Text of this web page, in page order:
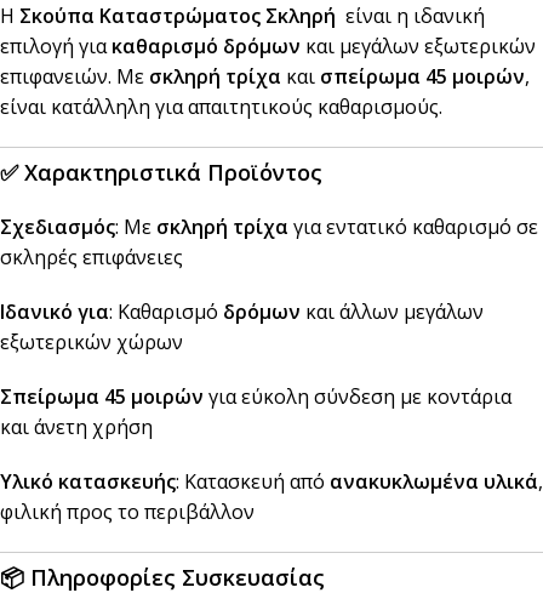
Η Σκούπα Καταστρώματος Σκληρή είναι η ιδανική
επιλογή γιακαθαρισμό δρόμων και μεγάλων εξωτερικών
επιφανειών. Με σκληρή τρίχα και σπείρωμα 45 μοιρών,
είναι κατάλληλη για απαιτητικούς καθαρισμούς.
✅Χαρακτηριστικά Προϊόντος
Σχεδιασμός: Με σκληρή τρίχα για εντατικό καθαρισμό σε
σκληρές επιφάνειες
Ιδανικό για: Καθαρισμό δρόμων και άλλων μεγάλων
εξωτερικών χώρων
Σπείρωμα 45 μοιρών για εύκολη σύνδεση με κοντάρια
και άνετη χρήση
Υλικό κατασκευής: Κατασκευή από ανακυκλωμένα υλικά,
φιλική προς το περιβάλλον
📦 Πληροφορίες Συσκευασίας